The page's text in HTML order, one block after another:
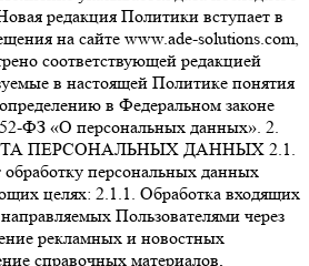
редакция Политики вступает в
на сайте www.ade-solutions.com,
соответствующей редакцией
в настоящей Политике понятия
в Федеральном законе
ФЗ «О персональных данных». 2.
ПЕРСОНАЛЬНЫХ ДАННЫХ 2.1.
обработку персональных данных
целях: 2.1.1. Обработка входящих
Пользователями через
рекламных и новостных
справочных материалов,